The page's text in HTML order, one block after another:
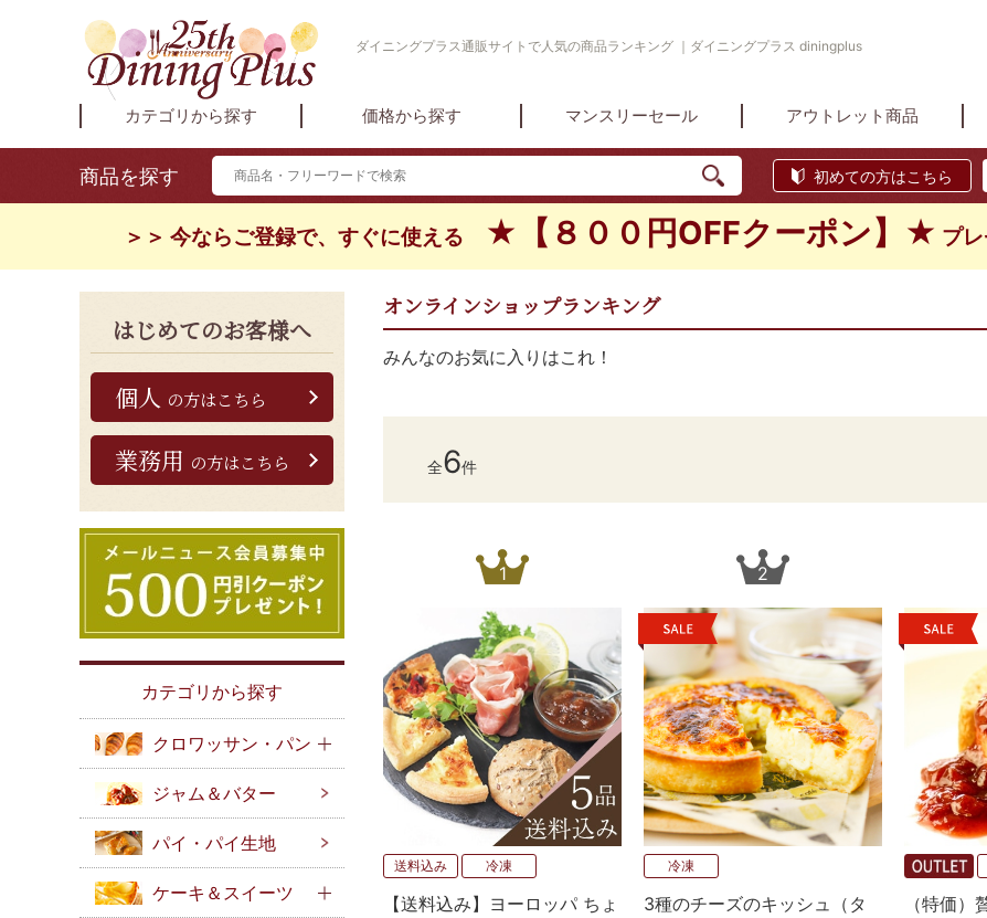
ダイニングプラス通販サイトで人気の商品ランキング ｜ダイニングプラス diningplus
カテゴリから探す 価格から探す マンスリーセール アウトレット商品
商品を探す 初めての方はこちら
＞＞ 今ならご登録で、すぐに使える ★【８００円OFFクーポン】★ プ
はじめてのお客様へ
個人 の方はこちら
業務用 の方はこちら
カテゴリから探す
クロワッサン・パン
ジャム＆バター
パイ・パイ生地
ケーキ＆スイーツ
オンラインショップランキング
みんなのお気に入りはこれ！
全6件
1
送料込み 冷凍
【送料込み】ヨーロッパ ちょ
2
冷凍
3種のチーズのキッシュ（タ
（特価）